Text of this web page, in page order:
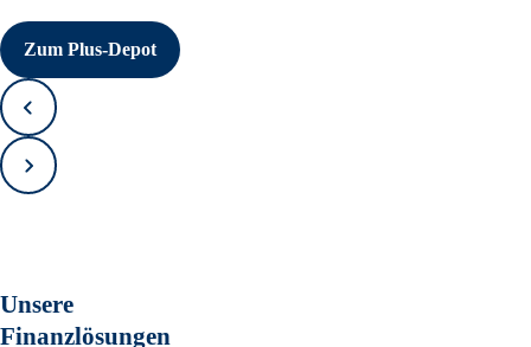
Zum Plus-Depot
Zurück
Vorwärts
Unsere
Finanzlösungen